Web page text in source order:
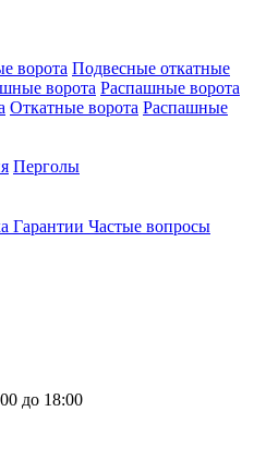
ворота Подвесные откатные
ворота Распашные ворота
Откатные ворота Распашные
Перголы
Гарантии Частые вопросы
до 18:00